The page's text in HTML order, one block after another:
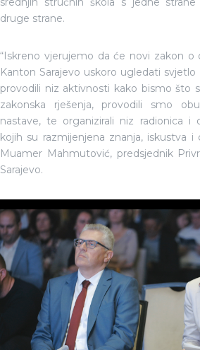
druge strane.
“Iskreno vjerujemo da će novi zakon o
Kanton Sarajevo uskoro ugledati
provodili niz aktivnosti kako bismo što
zakonska rješenja, provodili smo
nastave, te organizirali niz radionica i
kojih su razmijenjena znanja, iskustva i
Muamer Mahmutović, predsjednik
Sarajevo.